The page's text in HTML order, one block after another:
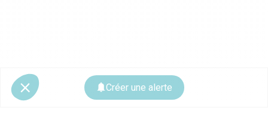
Créer une alerte